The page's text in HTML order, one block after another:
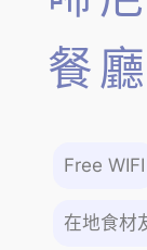
餐廳
Free WIFI
在地食材